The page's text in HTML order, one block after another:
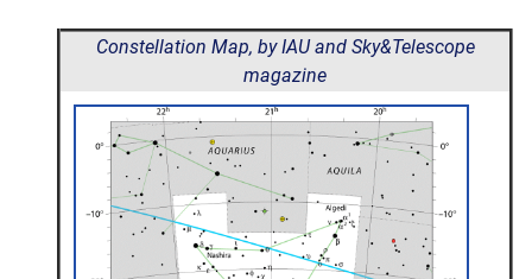
Constellation Map, by IAU and Sky&Telescope
magazine